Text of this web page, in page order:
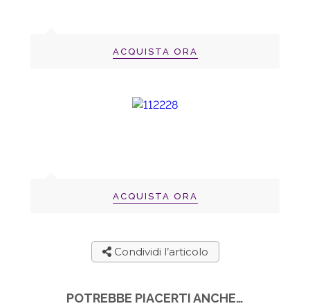
ACQUISTA ORA
ACQUISTA ORA
Condividi l’articolo
POTREBBE PIACERTI ANCHE…